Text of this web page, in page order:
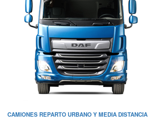
CAMIONES REPARTO URBANO Y MEDIA DISTANCIA